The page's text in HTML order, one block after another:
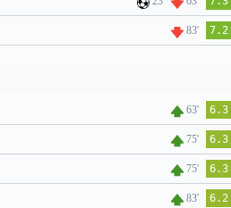
83' 7.2
63' 6.3
75' 6.3
75' 6.3
83' 6.2